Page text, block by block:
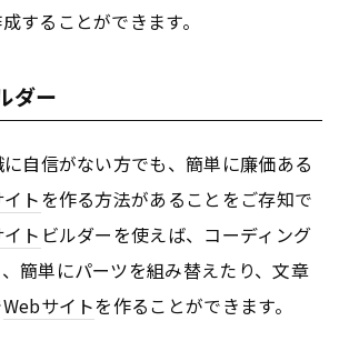
することができます。
ダー
自信がない方でも、簡単に廉価ある
トを作る方法があることをご存知で
ト ビルダーを使えば、コーディング
簡単にパーツを組み替えたり、文章
Webサイトを作ることができます。